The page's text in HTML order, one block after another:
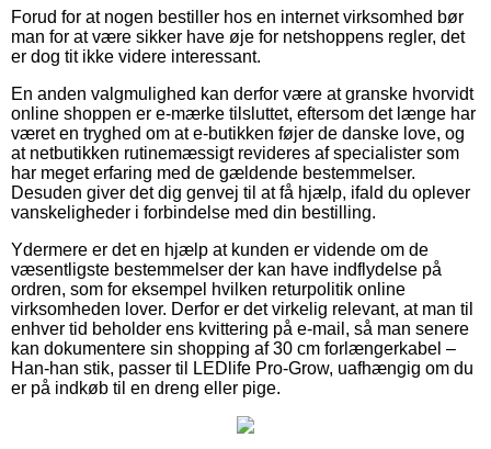
Forud for at nogen bestiller hos en internet virksomhed bør
man for at være sikker have øje for netshoppens regler, det
er dog tit ikke videre interessant.
En anden valgmulighed kan derfor være at granske hvorvidt
online shoppen er e-mærke tilsluttet, eftersom det længe har
været en tryghed om at e-butikken føjer de danske love, og
at netbutikken rutinemæssigt revideres af specialister som
har meget erfaring med de gældende bestemmelser.
Desuden giver det dig genvej til at få hjælp, ifald du oplever
vanskeligheder i forbindelse med din bestilling.
Ydermere er det en hjælp at kunden er vidende om de
væsentligste bestemmelser der kan have indflydelse på
ordren, som for eksempel hvilken returpolitik online
virksomheden lover. Derfor er det virkelig relevant, at man til
enhver tid beholder ens kvittering på e-mail, så man senere
kan dokumentere sin shopping af 30 cm forlængerkabel –
Han-han stik, passer til LEDlife Pro-Grow, uafhængig om du
er på indkøb til en dreng eller pige.